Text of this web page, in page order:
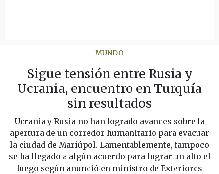
MUNDO
Sigue tensión entre Rusia y
Ucrania, encuentro en Turquía
sin resultados
Ucrania y Rusia no han logrado avances sobre la
apertura de un corredor humanitario para evacuar
la ciudad de Mariúpol. Lamentablemente, tampoco
se ha llegado a algún acuerdo para lograr un alto el
fuego según anunció en ministro de Exteriores